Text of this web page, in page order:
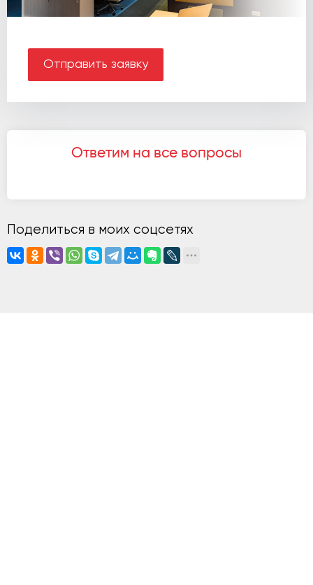
Отправить заявку
Ответим на все вопросы
Поделиться в моих соцсетях